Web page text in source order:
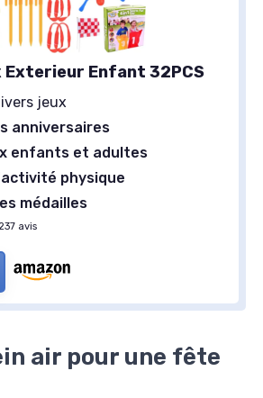
Exterieur Enfant 32PCS
jeux
anniversaires
enfants et adultes
physique
médailles
avis
air pour une fête